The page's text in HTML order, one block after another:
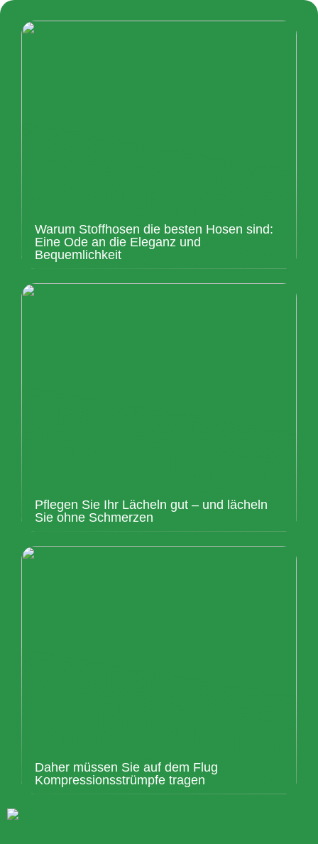
Warum Stoffhosen die besten Hosen sind:
Eine Ode an die Eleganz und
Bequemlichkeit
Pflegen Sie Ihr Lächeln gut – und lächeln
Sie ohne Schmerzen
Daher müssen Sie auf dem Flug
Kompressionsstrümpfe tragen